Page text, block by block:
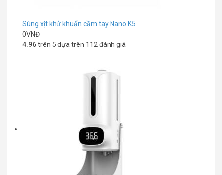
Súng xịt khử khuẩn cầm tay Nano K5
0VNĐ
4.96trên 5 dựa trên 112 đánh giá